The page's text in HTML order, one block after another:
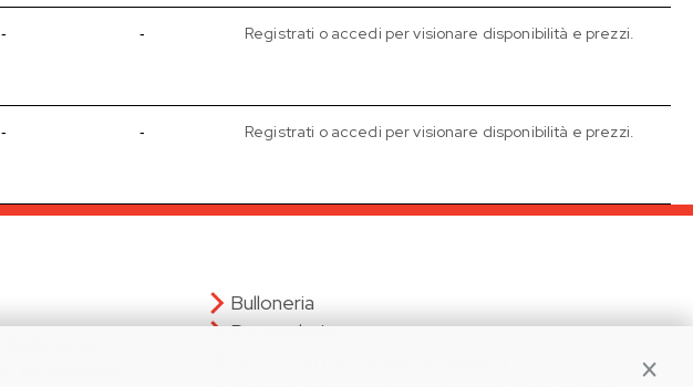
- - Registrati o accedi per visionare disponibilità e prezzi.
- - Registrati o accedi per visionare disponibilità e prezzi.
Bulloneria
Raccorderia